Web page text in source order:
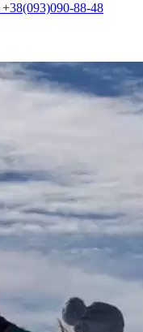
+38(093)090-88-48